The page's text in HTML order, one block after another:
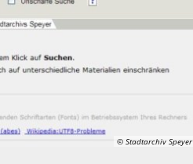
© Stadtarchiv Speyer